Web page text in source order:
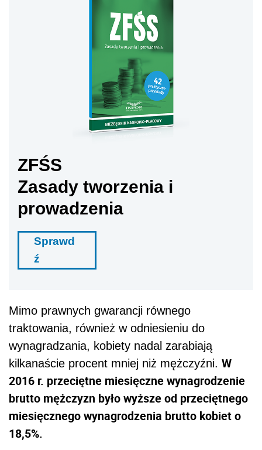
ZFŚS
Zasady tworzenia i
prowadzenia
Sprawd
ź
Mimo prawnych gwarancji równego
traktowania, również w odniesieniu do
wynagradzania, kobiety nadal zarabiają
kilkanaście procent mniej niż mężczyźni. W
2016 r. przeciętne miesięczne wynagrodzenie
brutto mężczyzn było wyższe od przeciętnego
miesięcznego wynagrodzenia brutto kobiet o
18,5%.